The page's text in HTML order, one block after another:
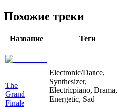
Похожие треки
Название Теги
The
Grand
Finale
Electronic/Dance,
Synthesizer,
Electricpiano, Drama,
Energetic, Sad